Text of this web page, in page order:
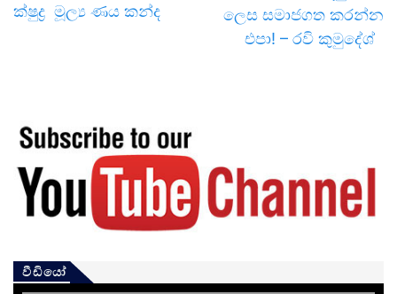
ක්ෂුද්‍ර මූල්‍ය ණය කන්ද
ලෙස සමාජගත කරන්න
එපා! – රවි කුමුදේශ්
වීඩියෝ